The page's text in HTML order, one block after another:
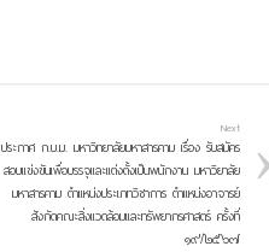
Next
ประกาศ ก.บ.ม. มหาวิทยาลัยมหาสารคาม เรื่อง รับสมัคร
สอบแข่งขันเพื่อบรรจุและแต่งตั้งเป็นพนักงาน มหาวิยาลัย
มหาสารคาม ตำแหน่งประเภทวิชาการ ตำแหน่งอาจารย์
สังกัดคณะสิ่งแวดล้อมและทรัพยากรศาสตร์ ครั้งที่
๑๙/๒๕๖๗